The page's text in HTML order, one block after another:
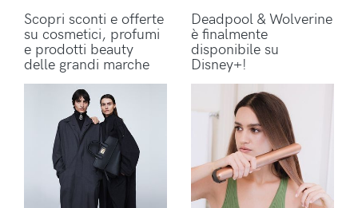
Scopri sconti e offerte
su cosmetici, profumi
e prodotti beauty
delle grandi marche
Deadpool & Wolverine
è finalmente
disponibile su
Disney+!